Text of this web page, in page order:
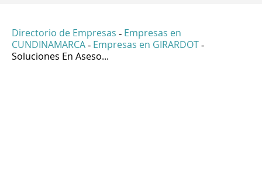
Directorio de Empresas - Empresas en
CUNDINAMARCA - Empresas en GIRARDOT -
Soluciones En Aseso...